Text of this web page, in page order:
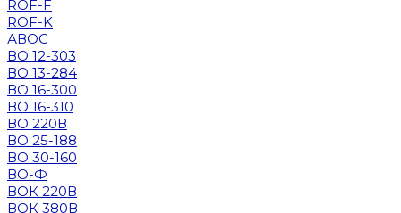
ROF-F
ROF-K
АВОС
ВО 12-303
ВО 13-284
ВО 16-300
ВО 16-310
ВО 220В
ВО 25-188
ВО 30-160
ВО-Ф
ВОК 220В
ВОК 380В